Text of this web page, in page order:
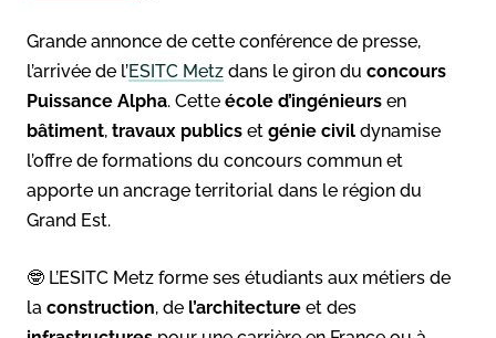
Grande annonce de cette conférence de presse,
l’arrivée de l’ESITC Metz dans le giron du concours
Puissance Alpha. Cette école d’ingénieurs en
bâtiment, travaux publics et génie civil dynamise
l’offre de formations du concours commun et
apporte un ancrage territorial dans le région du
Grand Est.
🤓 L’ESITC Metz forme ses étudiants aux métiers de
la construction, de l’architecture et des